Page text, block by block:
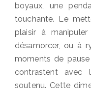
boyaux, une
touchante. Le
plaisir à
désamorcer, ou à
moments de
contrastent
soutenu. Cette